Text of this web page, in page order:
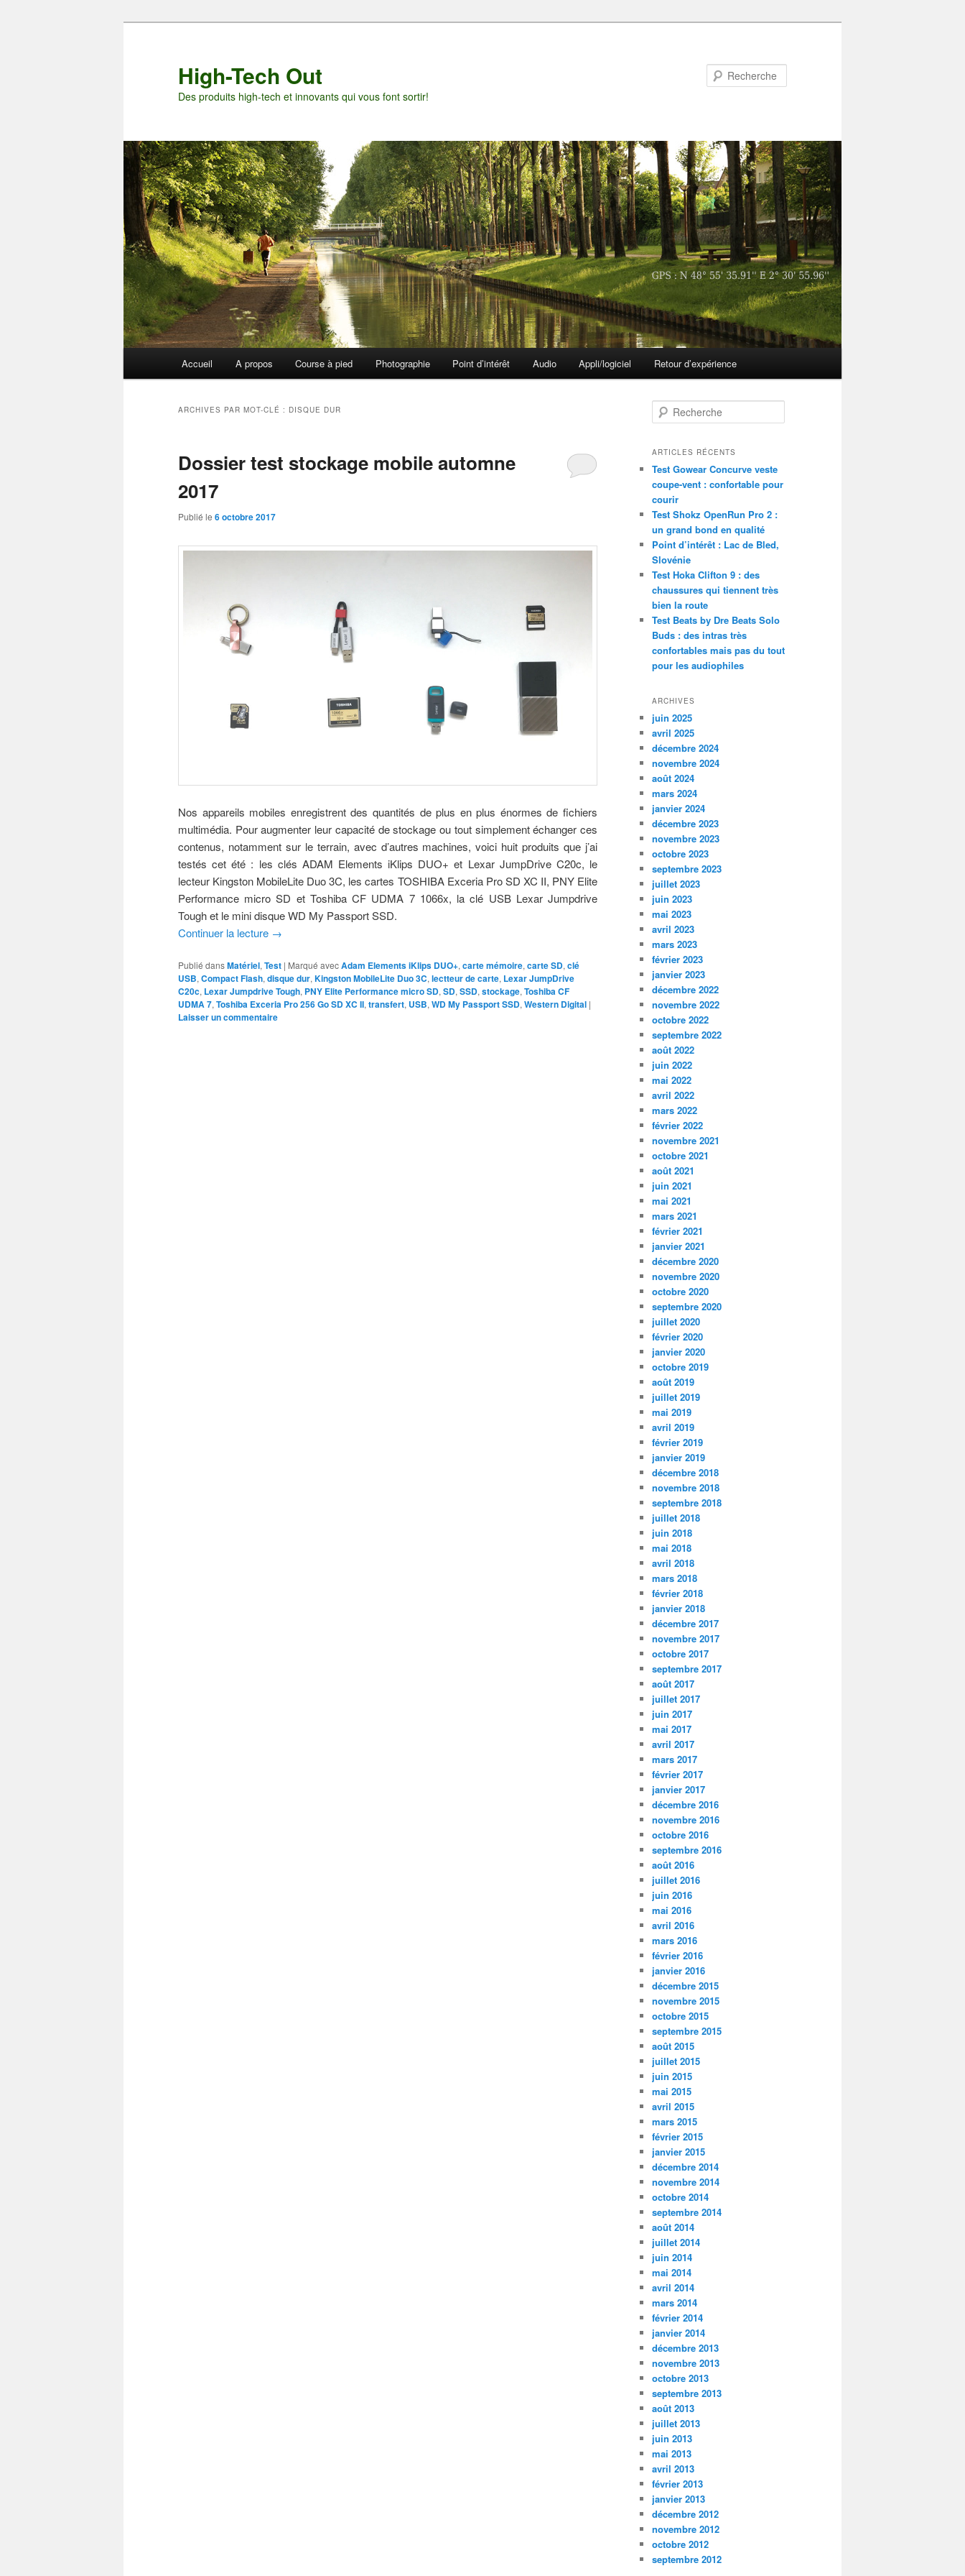
High-Tech Out
Des produits high-tech et innovants qui vous font sortir!
Accueil A propos Course à pied Photographie Point d’intérêt Audio Appli/logiciel Retour d’expérience
ARCHIVES PAR MOT-CLÉ : DISQUE DUR
Dossier test stockage mobile automne
2017
Publié le 6 octobre 2017
Nos appareils mobiles enregistrent des quantités de plus en plus énormes de fichiers
multimédia. Pour augmenter leur capacité de stockage ou tout simplement échanger ces
contenus, notamment sur le terrain, avec d’autres machines, voici huit produits que j’ai
testés cet été : les clés ADAM Elements iKlips DUO+ et Lexar JumpDrive C20c, le
lecteur Kingston MobileLite Duo 3C, les cartes TOSHIBA Exceria Pro SD XC II, PNY Elite
Performance micro SD et Toshiba CF UDMA 7 1066x, la clé USB Lexar Jumpdrive
Tough et le mini disque WD My Passport SSD.
Continuer la lecture →
Publié dansMatériel, Test | Marqué avecAdam Elements iKlips DUO+, carte mémoire, carte SD, clé
USB, Compact Flash, disque dur, Kingston MobileLite Duo 3C, lectteur de carte, Lexar JumpDrive
C20c, Lexar Jumpdrive Tough, PNY Elite Performance micro SD, SD, SSD, stockage, Toshiba CF
UDMA 7, Toshiba Exceria Pro 256 Go SD XC II, transfert, USB, WD My Passport SSD, Western Digital |
Laisser un commentaire
e
h
r
c
h
e
ARTICLES RÉCENTS
Test Gowear Concurve veste
coupe-vent : confortable pour
courir
Test Shokz OpenRun Pro 2 :
un grand bond en qualité
Point d’intérêt : Lac de Bled,
Slovénie
Test Hoka Clifton 9 : des
chaussures qui tiennent très
bien la route
Test Beats by Dre Beats Solo
Buds : des intras très
confortables mais pas du tout
pour les audiophiles
ARCHIVES
juin 2025
avril 2025
décembre 2024
novembre 2024
août 2024
mars 2024
janvier 2024
décembre 2023
novembre 2023
octobre 2023
septembre 2023
juillet 2023
juin 2023
mai 2023
avril 2023
mars 2023
février 2023
janvier 2023
décembre 2022
novembre 2022
octobre 2022
septembre 2022
août 2022
juin 2022
mai 2022
avril 2022
mars 2022
février 2022
novembre 2021
octobre 2021
août 2021
juin 2021
mai 2021
mars 2021
février 2021
janvier 2021
décembre 2020
novembre 2020
octobre 2020
septembre 2020
juillet 2020
février 2020
janvier 2020
octobre 2019
août 2019
juillet 2019
mai 2019
avril 2019
février 2019
janvier 2019
décembre 2018
novembre 2018
septembre 2018
juillet 2018
juin 2018
mai 2018
avril 2018
mars 2018
février 2018
janvier 2018
décembre 2017
novembre 2017
octobre 2017
septembre 2017
août 2017
juillet 2017
juin 2017
mai 2017
avril 2017
mars 2017
février 2017
janvier 2017
décembre 2016
novembre 2016
octobre 2016
septembre 2016
août 2016
juillet 2016
juin 2016
mai 2016
avril 2016
mars 2016
février 2016
janvier 2016
décembre 2015
novembre 2015
octobre 2015
septembre 2015
août 2015
juillet 2015
juin 2015
mai 2015
avril 2015
mars 2015
février 2015
janvier 2015
décembre 2014
novembre 2014
octobre 2014
septembre 2014
août 2014
juillet 2014
juin 2014
mai 2014
avril 2014
mars 2014
février 2014
janvier 2014
décembre 2013
novembre 2013
octobre 2013
septembre 2013
août 2013
juillet 2013
juin 2013
mai 2013
avril 2013
février 2013
janvier 2013
décembre 2012
novembre 2012
octobre 2012
septembre 2012